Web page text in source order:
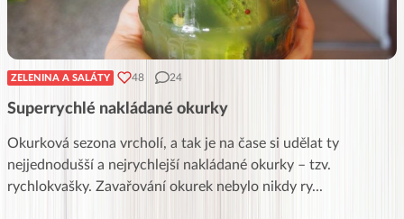
ZELENINA A SALÁTY 48 24
Superrychlé nakládané okurky
Okurková sezona vrcholí, a tak je na čase si udělat ty
nejjednodušší a nejrychlejší nakládané okurky – tzv.
rychlokvašky. Zavařování okurek nebylo nikdy ry...